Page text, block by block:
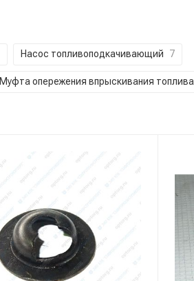
Насос топливоподкачивающий 7
Муфта опережения впрыскивания топлива